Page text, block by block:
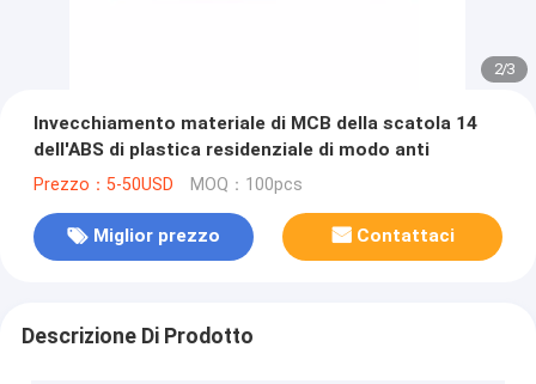
2/3
Invecchiamento materiale di MCB della scatola 14
dell'ABS di plastica residenziale di modo anti
Prezzo：5-50USD MOQ：100pcs
Miglior prezzo Contattaci
Descrizione Di Prodotto